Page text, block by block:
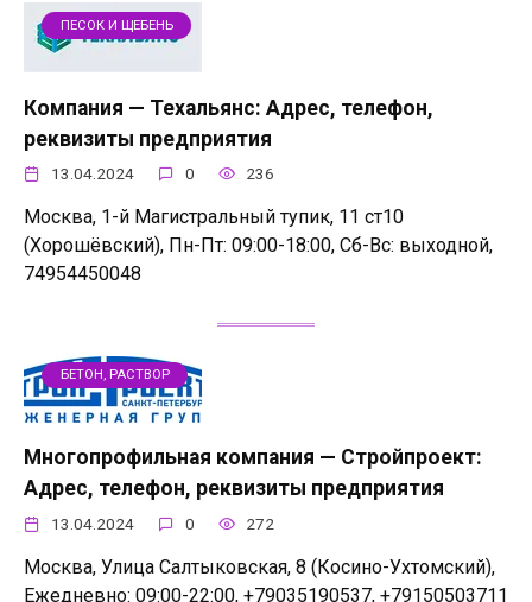
ПЕСОК И ЩЕБЕНЬ
Компания — Техальянс: Адрес, телефон,
реквизиты предприятия
13.04.2024 0 236
Москва, 1-й Магистральный тупик, 11 ст10
(Хорошёвский), Пн-Пт: 09:00-18:00, Сб-Вс: выходной,
74954450048
БЕТОН, РАСТВОР
Многопрофильная компания — Стройпроект:
Адрес, телефон, реквизиты предприятия
13.04.2024 0 272
Москва, Улица Салтыковская, 8 (Косино-Ухтомский),
Ежедневно: 09:00-22:00, +79035190537, +79150503711